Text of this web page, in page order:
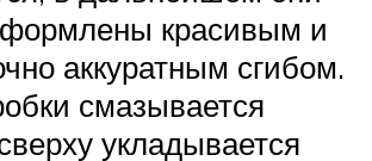
красивым и
аккуратным сгибом.
смазывается
укладывается